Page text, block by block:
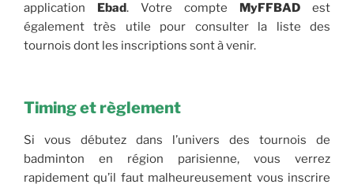
application Ebad. Votre compte MyFFBAD est
également très utile pour consulter la liste des
tournois dont les inscriptions sont à venir.
Timing et règlement
Si vous débutez dans l’univers des tournois de
badminton en région parisienne, vous verrez
rapidement qu’il faut malheureusement vous inscrire